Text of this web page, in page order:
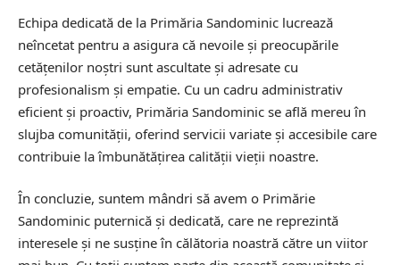
Echipa dedicată de la Primăria Sandominic lucrează
neîncetat pentru a asigura că nevoile și preocupările
cetățenilor noștri sunt ascultate și adresate cu
profesionalism și empatie. Cu un cadru administrativ
eficient și proactiv, Primăria Sandominic se află mereu în
slujba comunității, oferind servicii variate și accesibile care
contribuie la îmbunătățirea calității vieții noastre.
În concluzie, suntem mândri să avem o Primărie
Sandominic puternică și dedicată, care ne reprezintă
interesele și ne susține în călătoria noastră către un viitor